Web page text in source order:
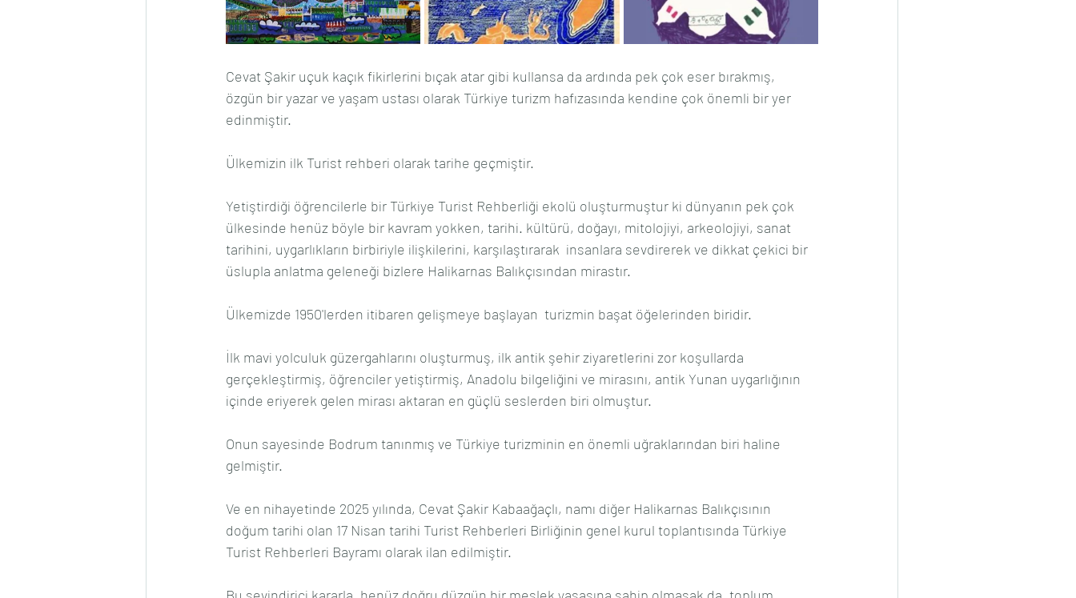
Cevat Şakir uçuk kaçık fikirlerini bıçak atar gibi kullansa da ardında pek çok eser bırakmış,
özgün bir yazar ve yaşam ustası olarak Türkiye turizm hafızasında kendine çok önemli bir yer
edinmiştir.
Ülkemizin ilk Turist rehberi olarak tarihe geçmiştir.
Yetiştirdiği öğrencilerle bir Türkiye Turist Rehberliği ekolü oluşturmuştur ki dünyanın pek çok
ülkesinde henüz böyle bir kavram yokken, tarihi. kültürü, doğayı, mitolojiyi, arkeolojiyi, sanat
tarihini, uygarlıkların birbiriyle ilişkilerini, karşılaştırarak  insanlara sevdirerek ve dikkat çekici bir
üslupla anlatma geleneği bizlere Halikarnas Balıkçısından mirastır.
Ülkemizde 1950'lerden itibaren gelişmeye başlayan  turizmin başat öğelerinden biridir.
İlk mavi yolculuk güzergahlarını oluşturmuş, ilk antik şehir ziyaretlerini zor koşullarda
gerçekleştirmiş, öğrenciler yetiştirmiş, Anadolu bilgeliğini ve mirasını, antik Yunan uygarlığının
içinde eriyerek gelen mirası aktaran en güçlü seslerden biri olmuştur.
Onun sayesinde Bodrum tanınmış ve Türkiye turizminin en önemli uğraklarından biri haline
gelmiştir.
Ve en nihayetinde 2025 yılında, Cevat Şakir Kabaağaçlı, namı diğer Halikarnas Balıkçısının
doğum tarihi olan 17 Nisan tarihi Turist Rehberleri Birliğinin genel kurul toplantısında Türkiye
Turist Rehberleri Bayramı olarak ilan edilmiştir.